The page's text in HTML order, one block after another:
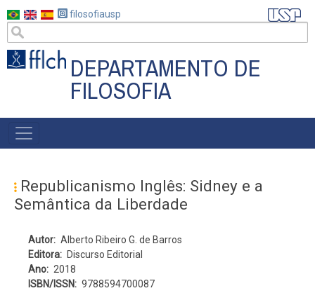
para
conteúdo
principal
filosofiausp
DEPARTAMENTO DE
FILOSOFIA
MAIN
Republicanismo Inglês: Sidney e a
Semântica da Liberdade
Autor
Alberto Ribeiro G. de Barros
Editora
Discurso Editorial
Ano
2018
ISBN/ISSN
9788594700087